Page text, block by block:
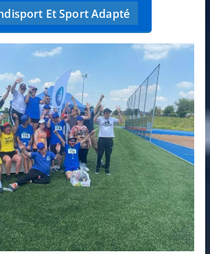
Et Sport Adapté